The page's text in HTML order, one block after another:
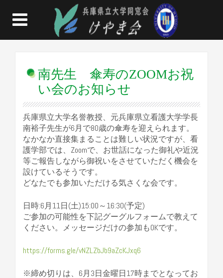
南先生 傘寿のZOOMお祝
い会のお知らせ
兵庫県立大学名誉教授、元兵庫県立看護大学学長
南裕子先生が6月で80歳の傘寿を迎えられます。
なかなか直接集まることは難しい状況ですが、看
護学部では、Zoomで、お世話になった御礼や近況
等ご報告しながら御祝いをさせていただく機会を
設けているそうです。
どなたでも参加いただける気さくな会です。
日時:6月11日(土)15:00～16:30(予定)
ご参加の可能性を下記グーグルフォームで教えて
ください。メッセージだけの参加もOKです。
https://forms.gle/vNZLZbJb9aZcKJxq6
※締め切りは、6月3日金曜日17時までとなってお